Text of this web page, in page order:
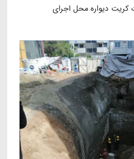
دیواره محل اجرای